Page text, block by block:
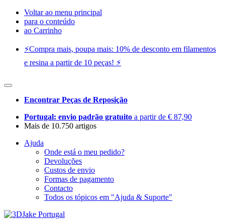
Voltar ao menu principal
para o conteúdo
ao Carrinho
⚡️Compra mais, poupa mais: 10% de desconto em filamentos
e resina a partir de 10 peças! ⚡️
Encontrar Peças de Reposição
Portugal: envio padrão gratuito a partir de € 87,90
Mais de 10.750 artigos
Ajuda
Onde está o meu pedido?
Devoluções
Custos de envio
Formas de pagamento
Contacto
Todos os tópicos em "Ajuda & Suporte"